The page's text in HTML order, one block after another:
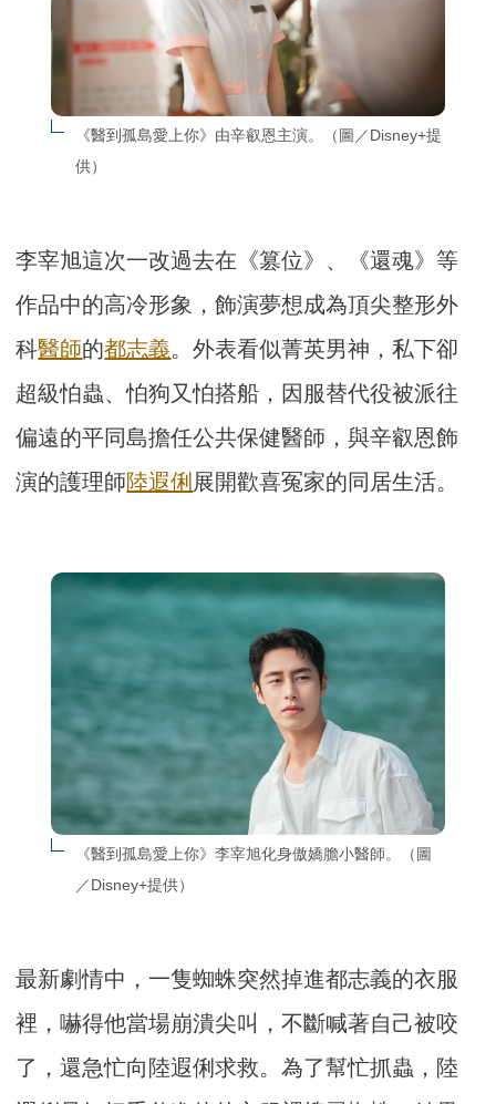
《醫到孤島愛上你》由辛叡恩主演。（圖／Disney+提
供）
李宰旭這次一改過去在《篡位》、《還魂》等
作品中的高冷形象，飾演夢想成為頂尖整形外
科醫師的都志義。外表看似菁英男神，私下卻
超級怕蟲、怕狗又怕搭船，因服替代役被派往
偏遠的平同島擔任公共保健醫師，與辛叡恩飾
演的護理師陸遐俐 展開歡喜冤家的同居生活。
《醫到孤島愛上你》李宰旭化身傲嬌膽小醫師。（圖
／Disney+提供）
最新劇情中，一隻蜘蛛突然掉進都志義的衣服
裡，嚇得他當場崩潰尖叫，不斷喊著自己被咬
了，還急忙向陸遐俐求救。為了幫忙抓蟲，陸